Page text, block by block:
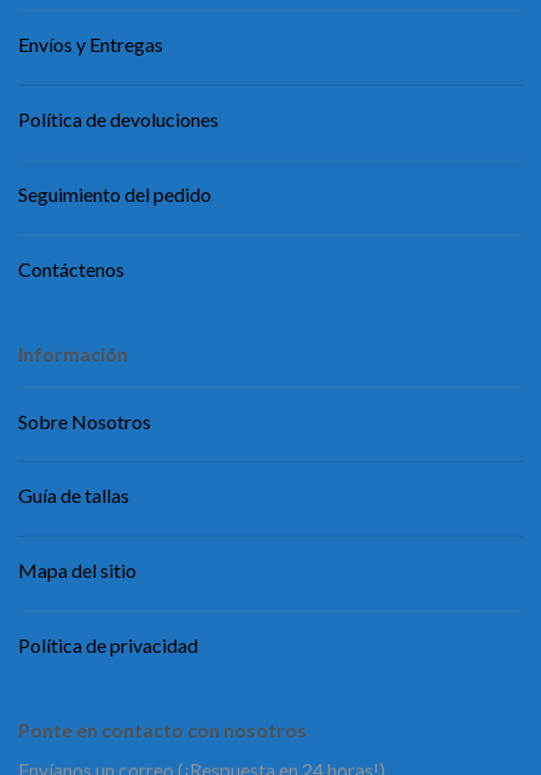
Envíos y Entregas
Política de devoluciones
Seguimiento del pedido
Contáctenos
Información
Sobre Nosotros
Guía de tallas
Mapa del sitio
Política de privacidad
Ponte en contacto con nosotros
Envíanos un correo (¡Respuesta en 24 horas!)